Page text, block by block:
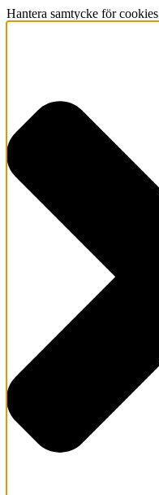
Hantera samtycke för cookies